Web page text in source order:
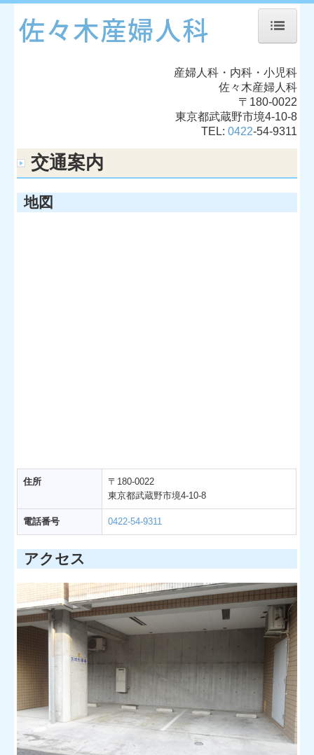
交通案内
産婦人科・内科・小児科
佐々木産婦人科
〒180-0022
東京都武蔵野市境4-10-8
TEL: 0422-54-9311
交通案内
地図
住所
〒180-0022
東京都武蔵野市境4-10-8
電話番号 0422-54-9311
アクセス